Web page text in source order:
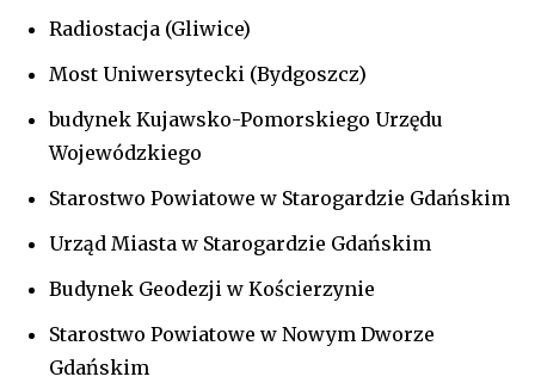
Radiostacja (Gliwice)
Most Uniwersytecki (Bydgoszcz)
budynek Kujawsko-Pomorskiego Urzędu
Wojewódzkiego
Starostwo Powiatowe w Starogardzie Gdańskim
Urząd Miasta w Starogardzie Gdańskim
Budynek Geodezji w Kościerzynie
Starostwo Powiatowe w Nowym Dworze
Gdańskim